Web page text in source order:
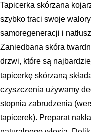
Tapicerka skórzana
szybko traci swoje
samoregeneracji i
Zaniedbana skóra
drzwi, które są
tapicerkę skórzaną
czyszczenia używamy
stopnia zabrudzenia
tapicerek). Preparat